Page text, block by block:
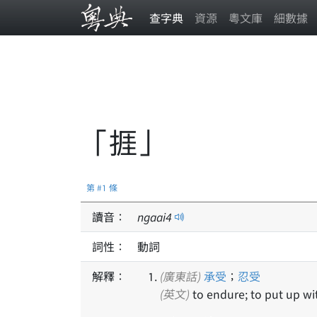
查字典 資源 粵文庫 細數據
「捱」
第 #1 條
讀音： ngaai4
詞性：
動詞
解釋：
(廣東話) 承受 ； 忍受
(英文) to endure; to put up